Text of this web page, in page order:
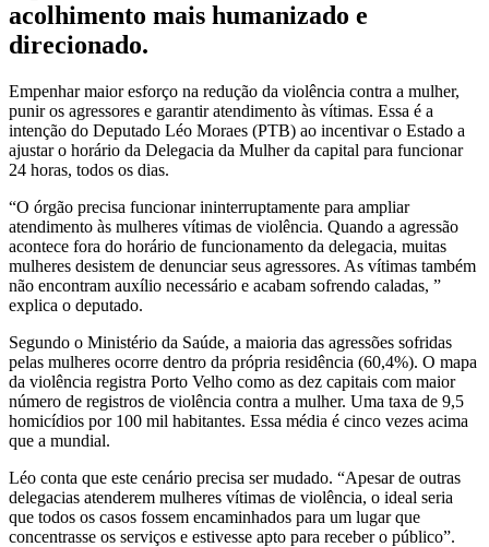
acolhimento mais humanizado e
direcionado.
Empenhar maior esforço na redução da violência contra a mulher,
punir os agressores e garantir atendimento às vítimas. Essa é a
intenção do Deputado Léo Moraes (PTB) ao incentivar o Estado a
ajustar o horário da Delegacia da Mulher da capital para funcionar
24 horas, todos os dias.
“O órgão precisa funcionar ininterruptamente para ampliar
atendimento às mulheres vítimas de violência. Quando a agressão
acontece fora do horário de funcionamento da delegacia, muitas
mulheres desistem de denunciar seus agressores. As vítimas também
não encontram auxílio necessário e acabam sofrendo caladas, ”
explica o deputado.
Segundo o Ministério da Saúde, a maioria das agressões sofridas
pelas mulheres ocorre dentro da própria residência (60,4%). O mapa
da violência registra Porto Velho como as dez capitais com maior
número de registros de violência contra a mulher. Uma taxa de 9,5
homicídios por 100 mil habitantes. Essa média é cinco vezes acima
que a mundial.
Léo conta que este cenário precisa ser mudado. “Apesar de outras
delegacias atenderem mulheres vítimas de violência, o ideal seria
que todos os casos fossem encaminhados para um lugar que
concentrasse os serviços e estivesse apto para receber o público”.